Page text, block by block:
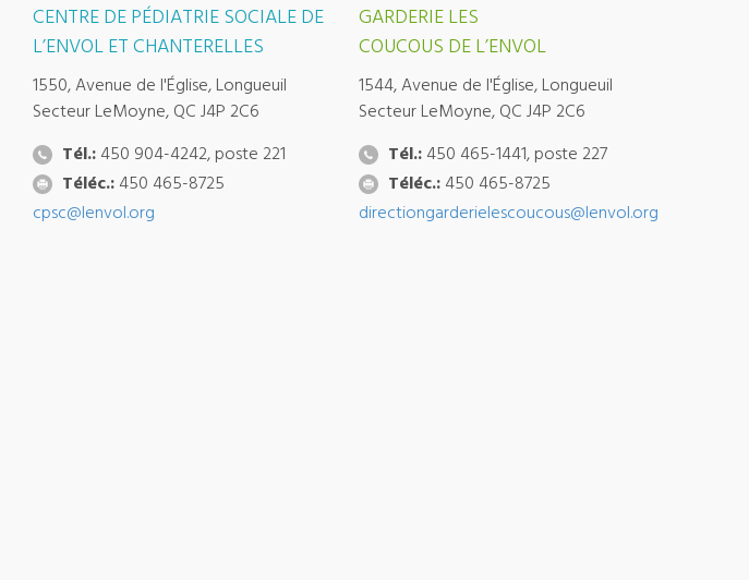
CENTRE DE PÉDIATRIE SOCIALE DE
L’ENVOL ET CHANTERELLES
1550, Avenue de l'Église, Longueuil
Secteur LeMoyne, QC J4P 2C6
Tél.: 450 904-4242, poste 221
Téléc.: 450 465-8725
cpsc@lenvol.org
GARDERIE LES
COUCOUS DE L’ENVOL
1544, Avenue de l'Église, Longueuil
Secteur LeMoyne, QC J4P 2C6
Tél.:450 465-1441, poste 227
Téléc.:450 465-8725
directiongarderielescoucous@lenvol.org